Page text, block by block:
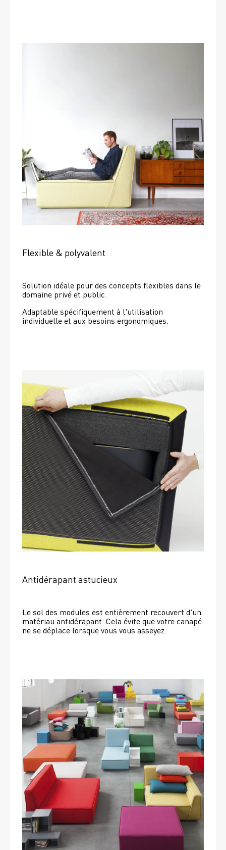
Flexible & polyvalent
Solution idéale pour des concepts flexibles dans le
domaine privé et public.
Adaptable spécifiquement à l'utilisation
individuelle et aux besoins ergonomiques.
Antidérapant astucieux
Le sol des modules est entièrement recouvert d'un
matériau antidérapant. Cela évite que votre canapé
ne se déplace lorsque vous vous asseyez.